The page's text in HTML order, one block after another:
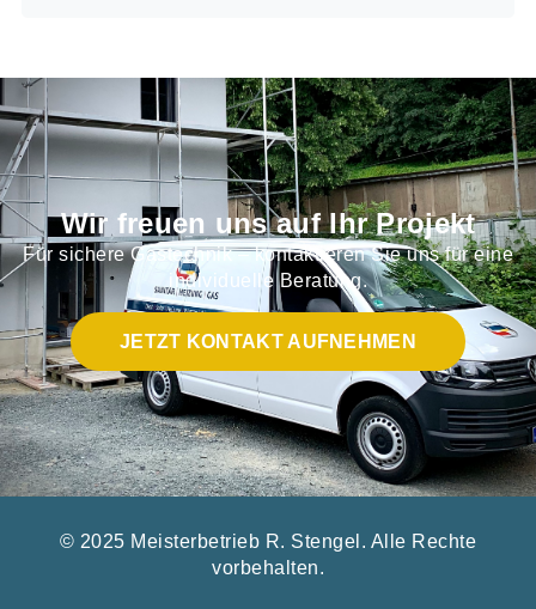
Wir freuen uns auf Ihr Projekt
Für sichere Gastechnik – kontaktieren Sie uns für eine
individuelle Beratung.​
JETZT KONTAKT AUFNEHMEN
© 2025 Meisterbetrieb R. Stengel. Alle Rechte
vorbehalten.